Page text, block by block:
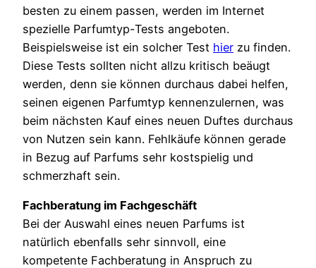
besten zu einem passen, werden im Internet
spezielle Parfumtyp-Tests angeboten.
Beispielsweise ist ein solcher Test hier zu finden.
Diese Tests sollten nicht allzu kritisch beäugt
werden, denn sie können durchaus dabei helfen,
seinen eigenen Parfumtyp kennenzulernen, was
beim nächsten Kauf eines neuen Duftes durchaus
von Nutzen sein kann. Fehlkäufe können gerade
in Bezug auf Parfums sehr kostspielig und
schmerzhaft sein.
Fachberatung im Fachgeschäft
Bei der Auswahl eines neuen Parfums ist
natürlich ebenfalls sehr sinnvoll, eine
kompetente Fachberatung in Anspruch zu